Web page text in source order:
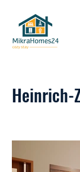
Heinrich-